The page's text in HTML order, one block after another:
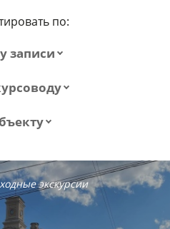
по:
записи
экскурсии